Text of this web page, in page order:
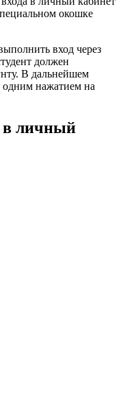
окошке
вход через
должен
В дальнейшем
одним нажатием на
личный